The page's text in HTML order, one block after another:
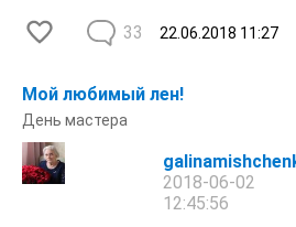
22.06.2018 11:27
33
Мой любимый лен!
День мастера
2018-06-02
12:45:56